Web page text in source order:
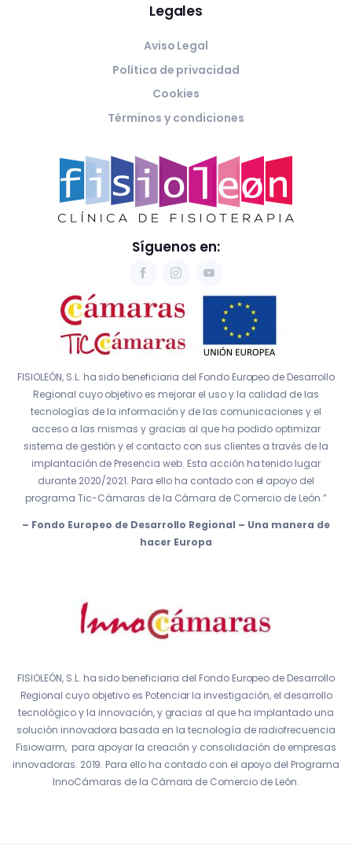
Legales
Aviso Legal
Política de privacidad
Cookies
Términos y condiciones
Síguenos en:
FISIOLEÓN, S.L. ha sido beneficiaria del Fondo Europeo de Desarrollo
Regional cuyo objetivo es mejorar el uso y la calidad de las
tecnologías de la información y de las comunicaciones y el
acceso a las mismas y gracias al que ha podido optimizar
sistema de gestión y el contacto con sus clientes a través de la
implantación de Presencia web. Esta acción ha tenido lugar
durante 2020/2021. Para ello ha contado con el apoyo del
programa Tic-Cámaras de la Cámara de Comercio de León.”
– Fondo Europeo de Desarrollo Regional – Una manera de
hacer Europa
FISIOLEÓN, S.L. ha sido beneficiaria del Fondo Europeo de Desarrollo
Regional cuyo objetivo es Potenciar la investigación, el desarrollo
tecnológico y la innovación, y gracias al que ha implantado una
solución innovadora basada en la tecnología de radiofrecuencia
Fisiowarm, para apoyar la creación y consolidación de empresas
innovadoras. 2019. Para ello ha contado con el apoyo del Programa
InnoCámaras de la Cámara de Comercio de León.